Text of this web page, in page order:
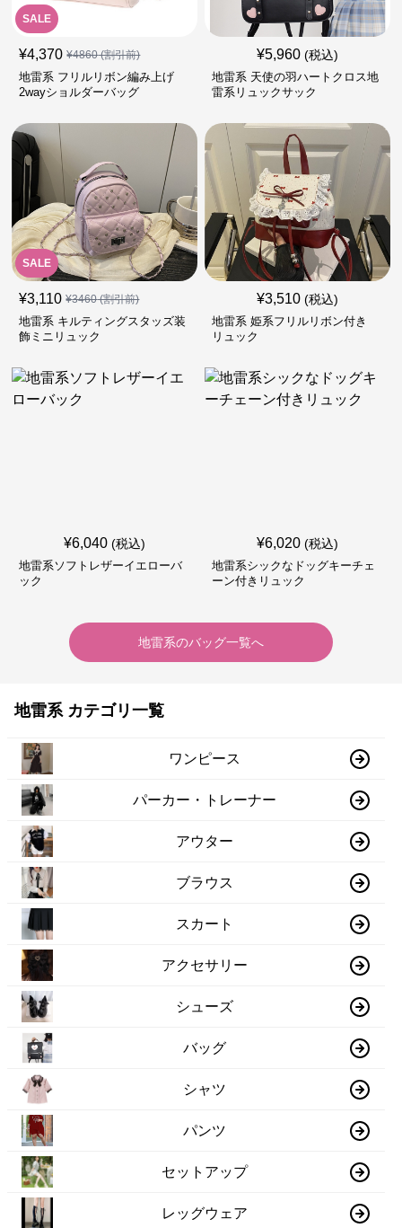
SALE
¥4,370 ¥4860(割引前)
地雷系 フリルリボン編み上げ
2wayショルダーバッグ
¥5,960 (税込)
地雷系 天使の羽ハートクロス地
雷系リュックサック
SALE
¥3,110 ¥3460(割引前)
地雷系 キルティングスタッズ装
飾ミニリュック
¥3,510 (税込)
地雷系 姫系フリルリボン付き
リュック
¥6,040 (税込)
地雷系ソフトレザーイエローバ
ック
¥6,020 (税込)
地雷系シックなドッグキーチェ
ーン付きリュック
地雷系のバッグ一覧へ
地雷系 カテゴリ一覧
ワンピース
パーカー・トレーナー
アウター
ブラウス
スカート
アクセサリー
シューズ
バッグ
シャツ
パンツ
セットアップ
レッグウェア